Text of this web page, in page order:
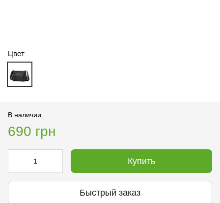
Цвет
В наличии
690 грн
Купить
Быстрый заказ